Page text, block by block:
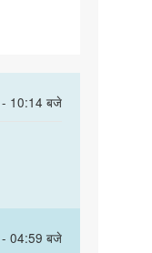
- 10:14 बजे
- 04:59 बजे